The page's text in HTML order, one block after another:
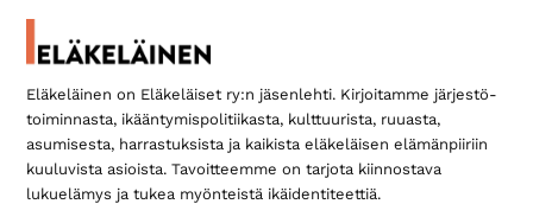
Ensisijainen
sivupalkki
Eläkeläinen on Eläkeläiset ry:n jäsenlehti. Kirjoitamme järjestö­
toiminnasta, ikääntymis­politiikasta, kulttuurista, ruuasta,
asumisesta, harrastuksista ja kaikista eläkeläisen elämän­piiriin
kuuluvista asioista. Tavoitteemme on tarjota kiinnostava
lukuelämys ja tukea myönteistä ikäidentiteettiä.